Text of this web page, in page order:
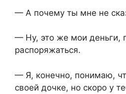
— А почему ты мне не
— Ну, это же мои деньги,
распоряжаться.
— Я, конечно, понимаю,
своей дочке, но скоро у